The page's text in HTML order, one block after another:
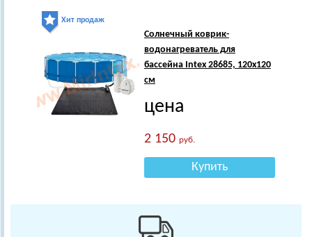
Хит продаж
Солнечный коврик-
водонагреватель для
бассейна Intex 28685, 120х120
см
цена
2 150 руб.
Купить